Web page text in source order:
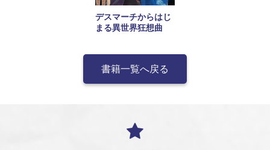
デスマーチからはじ
まる異世界狂想曲
書籍一覧へ戻る